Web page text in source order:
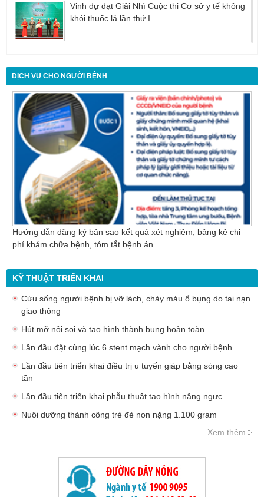
Vinh dự đạt Giải Nhì Cuộc thi Cơ sở y tế không
khói thuốc lá lần thứ I
chậm trễ
Nội soi mật tụy ngược dòng – Giải pháp tối ưu
cho người bệnh sỏi ống mật chủ
DỊCH VỤ CHO NGƯỜI BỆNH
Hướng dẫn đăng ký bản sao kết quả xét nghiệm, bảng kê chi
phí khám chữa bệnh, tóm tắt bệnh án
KỸ THUẬT TRIỂN KHAI
Cứu sống người bệnh bị vỡ lách, chảy máu ổ bụng do tai nạn
giao thông
Hút mỡ nội soi và tạo hình thành bụng hoàn toàn
Lần đầu đặt cùng lúc 6 stent mạch vành cho người bệnh
Lần đầu tiên triển khai điều trị u tuyến giáp bằng sóng cao
tần
Lần đầu tiên triển khai phẫu thuật tạo hình nâng ngực
Nuôi dưỡng thành công trẻ đẻ non nặng 1.100 gram
Xem thêm